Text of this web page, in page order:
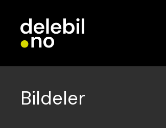
Bildeler